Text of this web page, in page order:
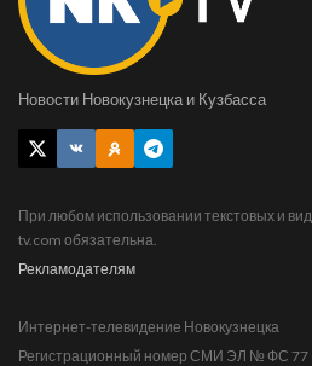
Новости Новокузнецка и Кузбасса
При любом использовании текстовых и
tv.com обязательна.
Рекламодателям
Интернет-телевидение Новокузнецка
Регистрационный номер СМИ ЭЛ № ФС 77